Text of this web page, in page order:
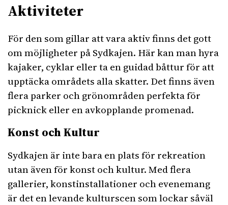
Aktiviteter
För den som gillar att vara aktiv finns det gott
om möjligheter på Sydkajen. Här kan man hyra
kajaker, cyklar eller ta en guidad båttur för att
upptäcka områdets alla skatter. Det finns även
flera parker och grönområden perfekta för
picknick eller en avkopplande promenad.
Konst och Kultur
Sydkajen är inte bara en plats för rekreation
utan även för konst och kultur. Med flera
gallerier, konstinstallationer och evenemang
är det en levande kulturscen som lockar såväl